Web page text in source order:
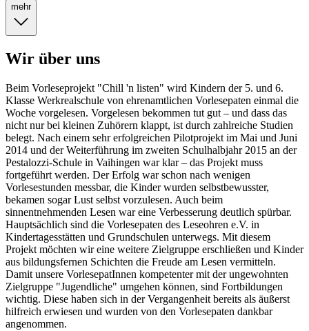
mehr
Wir über uns
Beim Vorleseprojekt "Chill 'n listen" wird Kindern der 5. und 6.
Klasse Werkrealschule von ehrenamtlichen Vorlesepaten einmal die
Woche vorgelesen. Vorgelesen bekommen tut gut – und dass das
nicht nur bei kleinen Zuhörern klappt, ist durch zahlreiche Studien
belegt. Nach einem sehr erfolgreichen Pilotprojekt im Mai und Juni
2014 und der Weiterführung im zweiten Schulhalbjahr 2015 an der
Pestalozzi-Schule in Vaihingen war klar – das Projekt muss
fortgeführt werden. Der Erfolg war schon nach wenigen
Vorlesestunden messbar, die Kinder wurden selbstbewusster,
bekamen sogar Lust selbst vorzulesen. Auch beim
sinnentnehmenden Lesen war eine Verbesserung deutlich spürbar.
Hauptsächlich sind die Vorlesepaten des Leseohren e.V. in
Kindertagesstätten und Grundschulen unterwegs. Mit diesem
Projekt möchten wir eine weitere Zielgruppe erschließen und Kinder
aus bildungsfernen Schichten die Freude am Lesen vermitteln.
Damit unsere VorlesepatInnen kompetenter mit der ungewohnten
Zielgruppe "Jugendliche" umgehen können, sind Fortbildungen
wichtig. Diese haben sich in der Vergangenheit bereits als äußerst
hilfreich erwiesen und wurden von den Vorlesepaten dankbar
angenommen.